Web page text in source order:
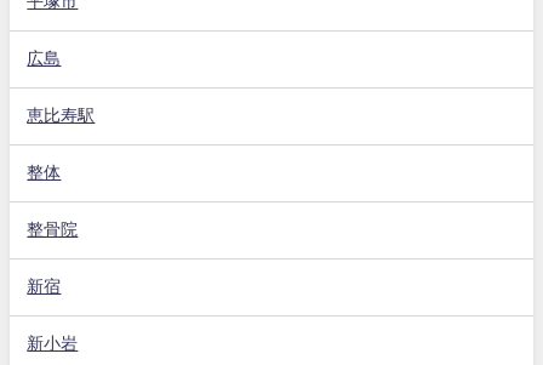
広島
恵比寿駅
整体
整骨院
新宿
新小岩